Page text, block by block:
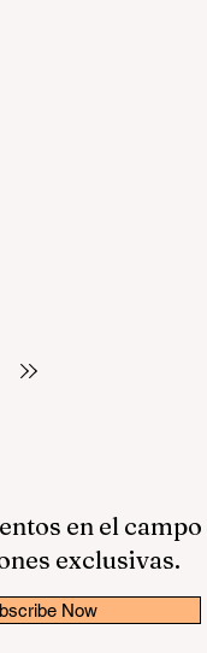
en el campo
exclusivas.
Now